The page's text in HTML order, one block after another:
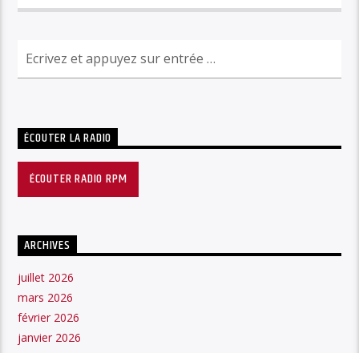
ÉCOUTER LA RADIO
ÉCOUTER RADIO RPM
ARCHIVES
juillet 2026
mars 2026
février 2026
janvier 2026